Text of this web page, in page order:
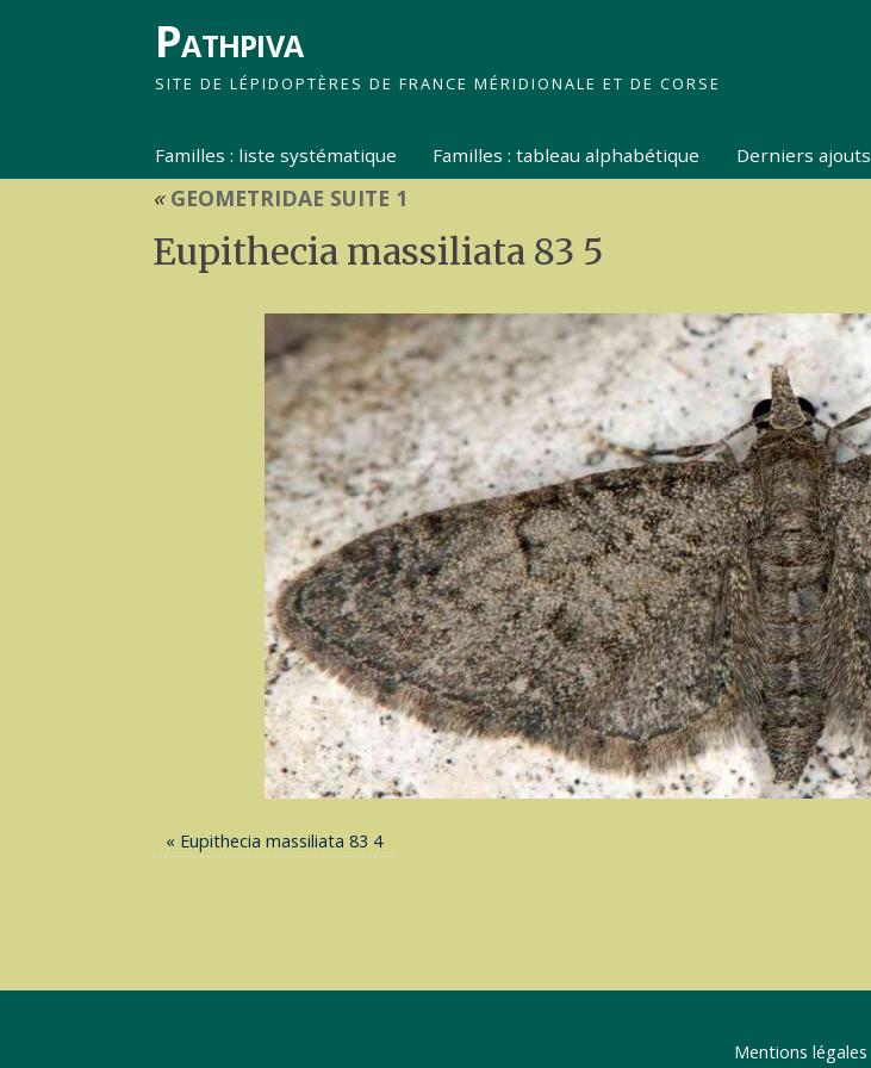
Pathpiva
SITE DE LÉPIDOPTÈRES DE FRANCE MÉRIDIONALE ET DE CORSE
Familles : liste systématique Familles : tableau alphabétique Derniers ajouts
«GEOMETRIDAE SUITE 1
Eupithecia massiliata 83 5
« Eupithecia massiliata 83 4
Mentions légales